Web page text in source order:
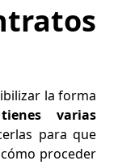
la forma
tienes varias
para que
proceder